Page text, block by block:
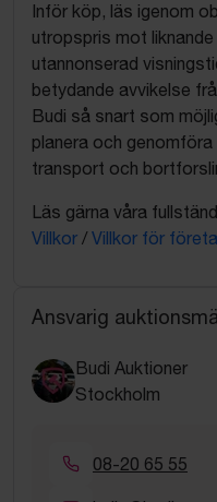
Inför köp, läs igenom
utropspris mot
utannonserad
betydande avvikelse
Budi så snart som
planera och
transport och
Läs gärna våra
Villkor / Villkor för
Ansvarig
Budi Auktioner
Stockholm
08-20 65 55